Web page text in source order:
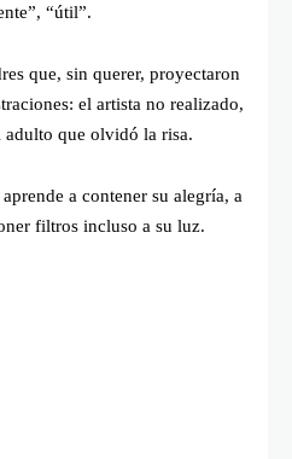
“útil”.
que, sin querer, proyectaron
el artista no realizado,
que olvidó la risa.
a contener su alegría, a
filtros incluso a su luz.